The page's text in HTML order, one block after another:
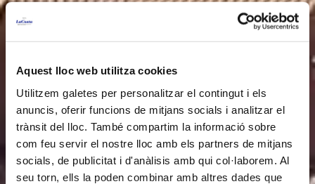
Aquest lloc web utilitza cookies
Utilitzem galetes per personalitzar el contingut i els
anuncis, oferir funcions de mitjans socials i analitzar el
trànsit del lloc. També compartim la informació sobre
com feu servir el nostre lloc amb els partners de mitjans
socials, de publicitat i d'anàlisis amb qui col·laborem. Al
seu torn, ells la poden combinar amb altres dades que